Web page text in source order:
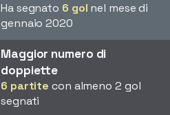
Ha segnato 6 gol nel mese di
gennaio 2020
Maggior numero di
doppiette
6 partite con almeno 2 gol
segnati